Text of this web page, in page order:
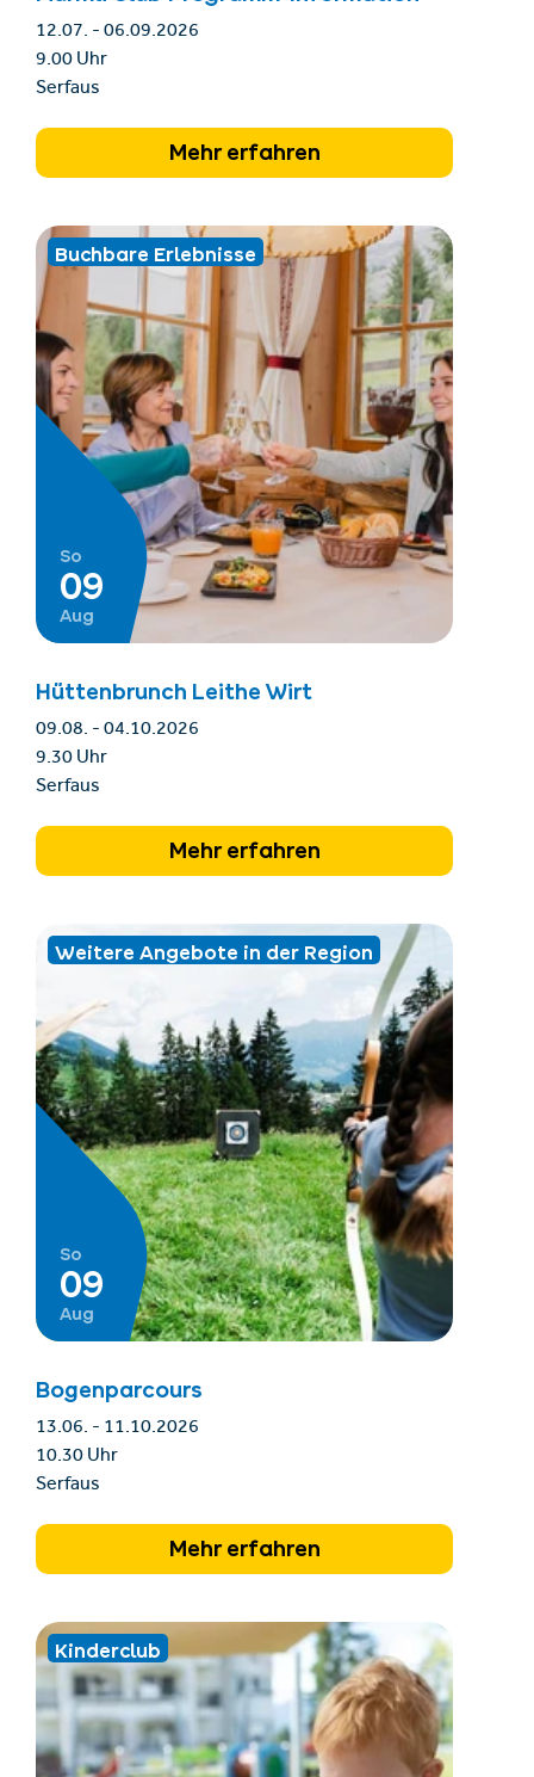
12.07. - 06.09.2026
9.00 Uhr
Serfaus
Mehr erfahren
Buchbare Erlebnisse
So
09
Aug
Hüttenbrunch Leithe Wirt
09.08. - 04.10.2026
9.30 Uhr
Serfaus
Mehr erfahren
Weitere Angebote in der Region
So
09
Aug
Bogenparcours
13.06. - 11.10.2026
10.30 Uhr
Serfaus
Mehr erfahren
Kinderclub